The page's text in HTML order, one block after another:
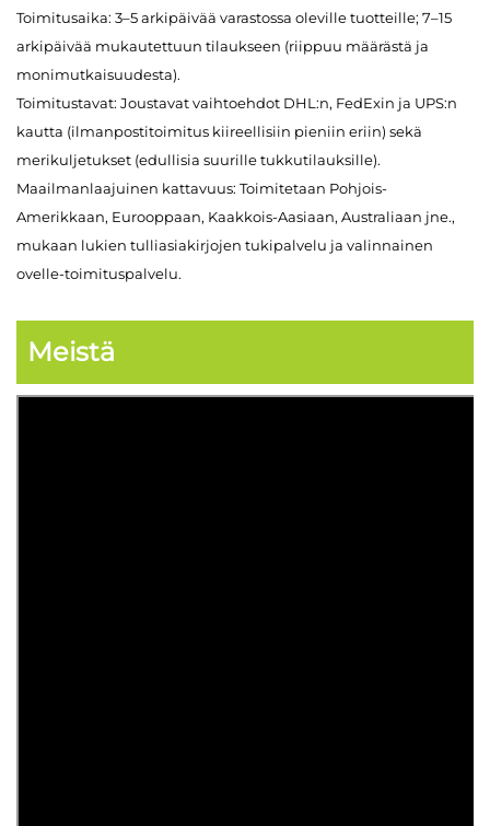
Toimitusaika: 3–5 arkipäivää varastossa oleville tuotteille; 7–15
arkipäivää mukautettuun tilaukseen (riippuu määrästä ja
monimutkaisuudesta).
Toimitustavat: Joustavat vaihtoehdot DHL:n, FedExin ja UPS:n
kautta (ilmanpostitoimitus kiireellisiin pieniin eriin) sekä
merikuljetukset (edullisia suurille tukkutilauksille).
Maailmanlaajuinen kattavuus: Toimitetaan Pohjois-
Amerikkaan, Eurooppaan, Kaakkois-Aasiaan, Australiaan jne.,
mukaan lukien tulliasiakirjojen tukipalvelu ja valinnainen
ovelle-toimituspalvelu.
Meistä